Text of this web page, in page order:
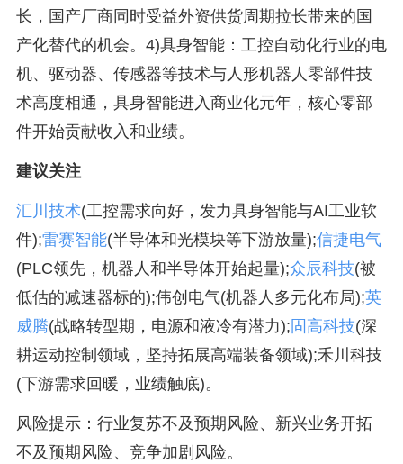
长，国产厂商同时受益外资供货周期拉长带来的国
产化替代的机会。4)具身智能：工控自动化行业的电
机、驱动器、传感器等技术与人形机器人零部件技
术高度相通，具身智能进入商业化元年，核心零部
件开始贡献收入和业绩。
建议关注
汇川技术(工控需求向好，发力具身智能与AI工业软
件);雷赛智能(半导体和光模块等下游放量);信捷电气
(PLC领先，机器人和半导体开始起量);众辰科技(被
低估的减速器标的);伟创电气(机器人多元化布局);英
威腾(战略转型期，电源和液冷有潜力); 固高科技(深
耕运动控制领域，坚持拓展高端装备领域);禾川科技
(下游需求回暖，业绩触底)。
风险提示：行业复苏不及预期风险、新兴业务开拓
不及预期风险、竞争加剧风险。